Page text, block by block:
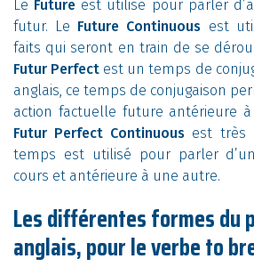
Le Future est utilisé pour parler
futur. Le Future Continuous est
faits qui seront en train de se
Futur Perfect est un temps de
anglais, ce temps de conjugaison
action factuelle future antérieure
Futur Perfect Continuous est très
temps est utilisé pour parler
cours et antérieure à une autre.
Les différentes formes du
anglais, pour le verbe to